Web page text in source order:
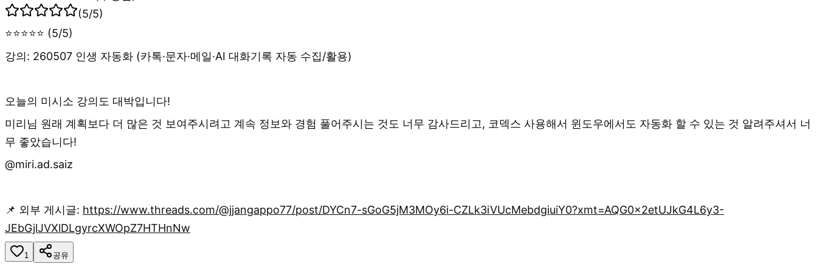
(5/5)
⭐⭐⭐⭐⭐ (5/5)
강의: 260507 인생 자동화 (카톡·문자·메일·AI 대화기록 자동 수집/활용)
오늘의 미시소 강의도 대박입니다!
미리님 원래 계획보다 더 많은 것 보여주시려고 계속 정보와 경험 풀어주시는 것도 너무 감사드리고, 코덱스 사용해서 윈도우에서도 자동화 할 수 있는 것 알려주셔서 너
무 좋았습니다!
@miri.ad.saiz
📌 외부 게시글: https://www.threads.com/@jjangappo77/post/DYCn7-sGoG5jM3MOy6i-CZLk3iVUcMebdgiuiY0?xmt=AQG0x2etUJkG4L6y3-
JEbGjlJVXlDLgyrcXWOpZ7HTHnNw
1 공유